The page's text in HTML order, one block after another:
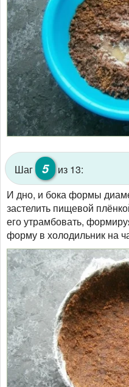
Шаг 5
из 13:
И дно, и бока формы
застелить пищевой
его утрамбовать,
форму в холодильник на